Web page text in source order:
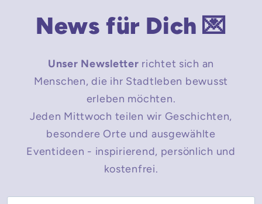
News für Dich 💌
Unser Newsletter richtet sich an
Menschen, die ihr Stadtleben bewusst
erleben möchten.
Jeden Mittwoch teilen wir Geschichten,
besondere Orte und ausgewählte
Eventideen - inspirierend, persönlich und
kostenfrei.